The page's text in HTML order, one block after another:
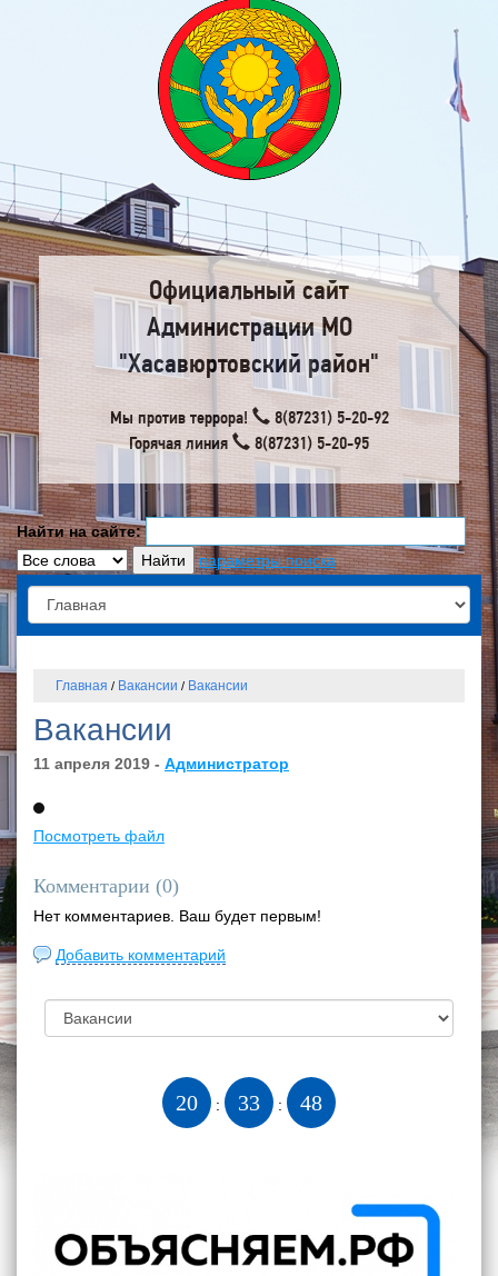
Официальный сайт
Администрации МО
"Хасавюртовский район"
Мы против террора!
8(87231) 5-20-92
Горячая линия
8(87231) 5-20-95
Найти на сайте:
параметры поиска
Главная / Вакансии / Вакансии
Вакансии
11 апреля 2019 - Администратор
Посмотреть файл
Комментарии (0)
Нет комментариев. Ваш будет первым!
Добавить комментарий
20 : 33 : 48